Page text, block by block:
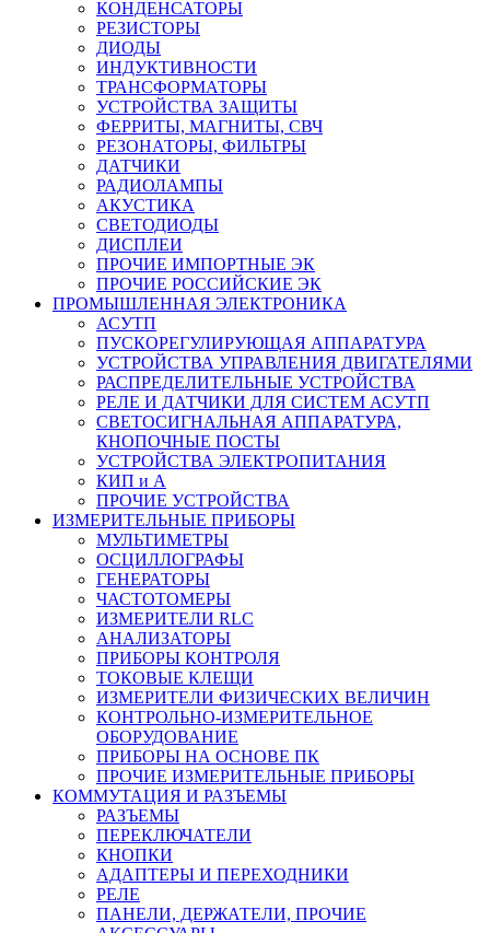
КОНДЕНСАТОРЫ
РЕЗИСТОРЫ
ДИОДЫ
ИНДУКТИВНОСТИ
ТРАНСФОРМАТОРЫ
УСТРОЙСТВА ЗАЩИТЫ
ФЕРРИТЫ, МАГНИТЫ, СВЧ
РЕЗОНАТОРЫ, ФИЛЬТРЫ
ДАТЧИКИ
РАДИОЛАМПЫ
АКУСТИКА
СВЕТОДИОДЫ
ДИСПЛЕИ
ПРОЧИЕ ИМПОРТНЫЕ ЭК
ПРОЧИЕ РОССИЙСКИЕ ЭК
ПРОМЫШЛЕННАЯ ЭЛЕКТРОНИКА
АСУТП
ПУСКОРЕГУЛИРУЮЩАЯ АППАРАТУРА
УСТРОЙСТВА УПРАВЛЕНИЯ ДВИГАТЕЛЯМИ
РАСПРЕДЕЛИТЕЛЬНЫЕ УСТРОЙСТВА
РЕЛЕ И ДАТЧИКИ ДЛЯ СИСТЕМ АСУТП
СВЕТОСИГНАЛЬНАЯ АППАРАТУРА,
КНОПОЧНЫЕ ПОСТЫ
УСТРОЙСТВА ЭЛЕКТРОПИТАНИЯ
КИП и А
ПРОЧИЕ УСТРОЙСТВА
ИЗМЕРИТЕЛЬНЫЕ ПРИБОРЫ
МУЛЬТИМЕТРЫ
ОСЦИЛЛОГРАФЫ
ГЕНЕРАТОРЫ
ЧАСТОТОМЕРЫ
ИЗМЕРИТЕЛИ RLC
АНАЛИЗАТОРЫ
ПРИБОРЫ КОНТРОЛЯ
ТОКОВЫЕ КЛЕЩИ
ИЗМЕРИТЕЛИ ФИЗИЧЕСКИХ ВЕЛИЧИН
КОНТРОЛЬНО-ИЗМЕРИТЕЛЬНОЕ
ОБОРУДОВАНИЕ
ПРИБОРЫ НА ОСНОВЕ ПК
ПРОЧИЕ ИЗМЕРИТЕЛЬНЫЕ ПРИБОРЫ
КОММУТАЦИЯ И РАЗЪЕМЫ
РАЗЪЕМЫ
ПЕРЕКЛЮЧАТЕЛИ
КНОПКИ
АДАПТЕРЫ И ПЕРЕХОДНИКИ
РЕЛЕ
ПАНЕЛИ, ДЕРЖАТЕЛИ, ПРОЧИЕ